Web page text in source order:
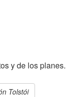
y de los planes.
Tolstói